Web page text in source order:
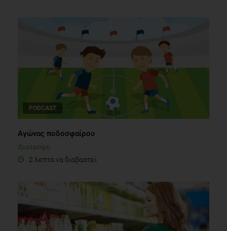
PODCAST
Αγώνας ποδοσφαίρου
Διατροφή
2 λεπτά να διαβαστεί